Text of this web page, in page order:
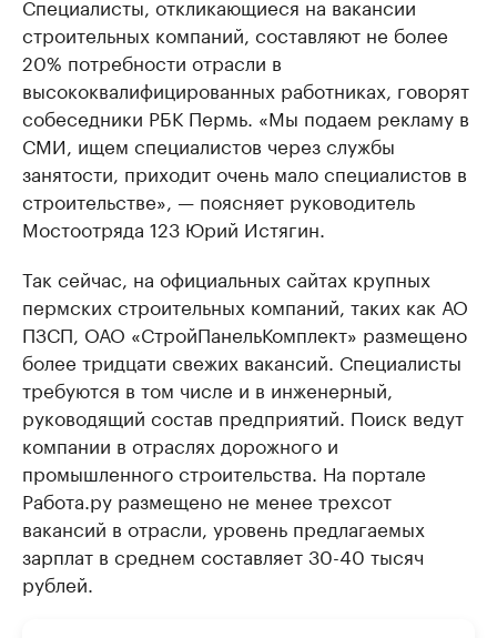
строительных компаний, составляют не более
20% потребности отрасли в
высококвалифицированных работниках, говорят
собеседники РБК Пермь. «Мы подаем рекламу в
СМИ, ищем специалистов через службы
занятости, приходит очень мало специалистов в
строительстве», — поясняет руководитель
Мостоотряда 123 Юрий Истягин.
Так сейчас, на официальных сайтах крупных
пермских строительных компаний, таких как АО
ПЗСП, ОАО «СтройПанельКомплект» размещено
более тридцати свежих вакансий. Специалисты
требуются в том числе и в инженерный,
руководящий состав предприятий. Поиск ведут
компании в отраслях дорожного и
промышленного строительства. На портале
Работа.ру размещено не менее трехсот
вакансий в отрасли, уровень предлагаемых
зарплат в среднем составляет 30-40 тысяч
рублей.